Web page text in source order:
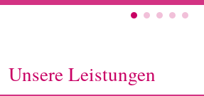
Unsere Leistungen